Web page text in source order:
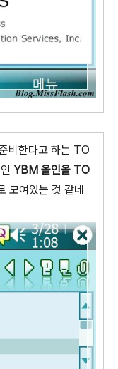
비한다고 하는 TO
YBM 올인올 TO
모여있는 것 같네